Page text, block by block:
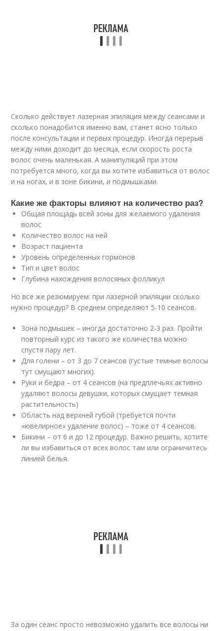
Сколько действует лазерная эпиляция между сеансами и
сколько понадобится именно вам, станет ясно только
после консультации и первых процедур. Иногда перерыв
между ними доходит до месяца, если скорость роста
волос очень маленькая. А манипуляций при этом
потребуется много, когда вы хотите избавиться от волос
и на ногах, и в зоне бикини, и подмышками.
Какие же факторы влияют на количество раз?
Общая площадь всей зоны для желаемого удаления
волос
Количество волос на ней
Возраст пациента
Уровень определенных гормонов
Тип и цвет волос
Глубина нахождения волосяных фолликул
Но все же резюмируем: при лазерной эпиляции сколько
нужно процедур? В среднем определяют 5-10 сеансов.
Зона подмышек – иногда достаточно 2-3 раз. Пройти
повторный курс из такого же количества можно
спустя пару лет.
Для голени – от 3 до 7 сеансов (густые темные волосы
тут смущают многих).
Руки и бедра – от 4 сеансов (на предплечьях активно
удаляют волосы девушки, которых смущает темная
растительность)
Область над верхней губой (требуется почти
«ювелирное» удаление волос) – тоже от 4 сеансов.
Бикини – от 6 и до 12 процедур. Важно решить, хотите
ли вы избавиться от всех волос там или ограничитесь
линией белья.
За один сеанс просто невозможно удалить все волосы ни